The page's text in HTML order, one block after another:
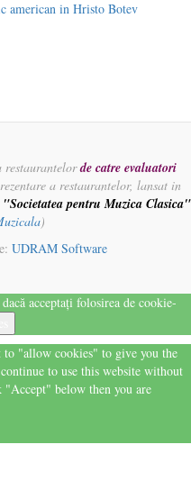
restaurantelorde catre evaluatori
a restaurantelor, lansat in
"Societatea pentru Muzica Clasica"
)
UDRAM Software
acceptați folosirea de cookie-
to "allow cookies" to give you the
to use this website without
below then you are